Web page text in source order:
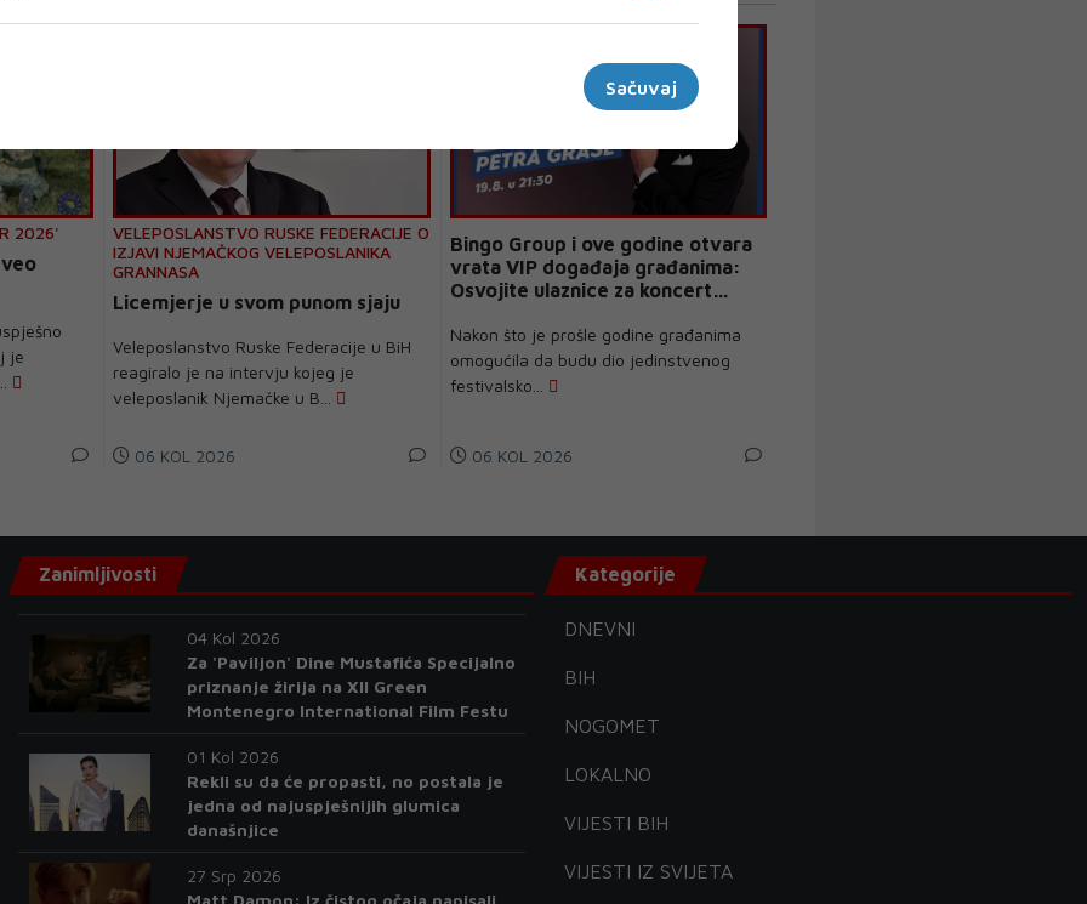
2026'
je
VELEPOSLANSTVO RUSKE FEDERACIJE O
IZJAVI NJEMAČKOG VELEPOSLANIKA
GRANNASA
Licemjerje u svom punom sjaju
Veleposlanstvo Ruske Federacije u BiH
reagiralo je na intervju kojeg je
veleposlanik Njemačke u B...
06 KOL 2026
Bingo Group i ove godine otvara
vrata VIP događaja građanima:
Osvojite ulaznice za koncert
Nakon što je prošle godine građanima
omogućila da budu dio jedinstvenog
festivalsko...
06 KOL 2026
Sačuvaj
Zanimljivosti
04 Kol 2026
Za 'Paviljon' Dine Mustafića Specijalno
priznanje žirija na XII Green
Montenegro International Film Festu
01 Kol 2026
Rekli su da će propasti, no postala je
jedna od najuspješnijih glumica
današnjice
27 Srp 2026
Matt Damon: Iz čistog očaja napisali
Kategorije
DNEVNI
BIH
NOGOMET
LOKALNO
VIJESTI BIH
VIJESTI IZ SVIJETA